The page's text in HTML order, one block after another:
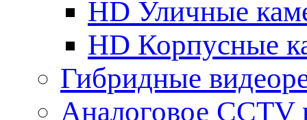
HD Уличные
HD Корпусные
Гибридные
Аналоговое CCTV